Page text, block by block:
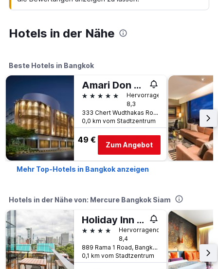
Hotels in der Nähe
Beste Hotels in Bangkok
Amari Don Muang Airport Bangkok
5 Sterne
Hervorragend
8,3
333 Chert Wudthakas Road, Bangkok, Thailand
0,0 km vom Stadtzentrum
49 €
Zum Angebot
Mehr Top-Hotels in Bangkok anzeigen
Hotels in der Nähe von: Mercure Bangkok Siam
Holiday Inn Express Bangkok Siam by IHG
4 Sterne
Hervorragend
8,4
889 Rama 1 Road, Bangkok, Thailand
0,1 km vom Stadtzentrum